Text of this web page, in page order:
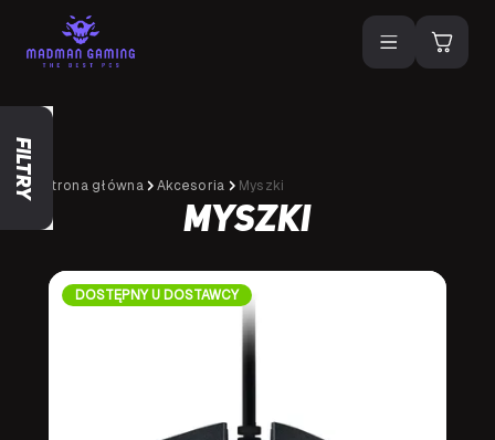
Strona główna Akcesoria Myszki
Myszki
Filtry
DOSTĘPNY U DOSTAWCY